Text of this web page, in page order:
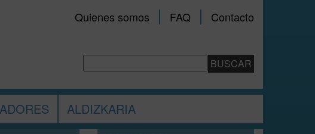
Quienes somos FAQ Contacto
ALDIZKARIA